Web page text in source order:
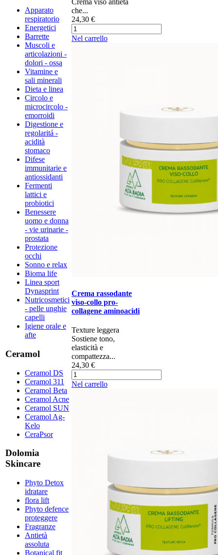
Apparato
respiratorio
Energetici
Barrette
Muscoli e
articolazioni -
dolori - ossa
Vitamine e
sali minerali
Dieta e linea
Circolo e
microcircolo -
emorroidi
Digestione e
regolaritá -
acidità
stomaco
Difese
immunitarie e
antiossidanti
Fermenti
lattici e
probiotici
Benessere
uomo e donna
- vie urinarie -
prostata
Protezione
occhi
Sonno e relax
Bioma life
Linea sport
Dynasprint
Nutricosmetici
- pelle unghie
capelli
Igiene orale e
afte
Ceramol
Ceramol DS
Ceramol 311
Ceramol Beta
Ceramol Acne
Ceramol SUN
Ceramol Ag-
Kelo
CeraPsor
Dolomia
Skincare
Phyto Detox
idratare
flora lift
Phyto defence
proteggere
Fragranze
Antietà
assoluta
Botanical fit
Crema viso ​antietà
che...
24,30 €
Nel carrello
Crema rassodante
viso-collo pro-
collagene aminoacidi
Texture leggera
Sostiene tono,
elasticità e
compattezza...
24,30 €
Nel carrello